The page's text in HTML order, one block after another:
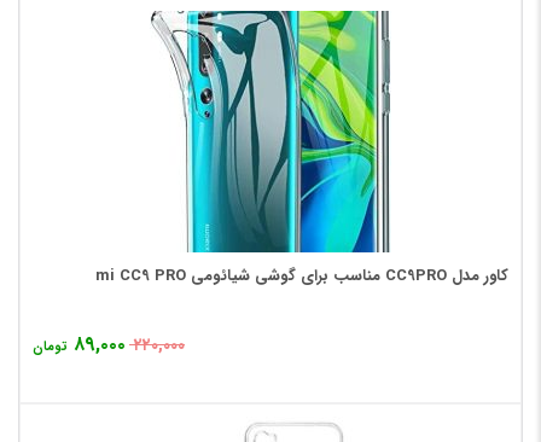
کاور مدل CC9PRO مناسب برای گوشی شیائومی mi CC9 PRO
۲۲۰,۰۰۰ ۸۹,۰۰۰ تومان